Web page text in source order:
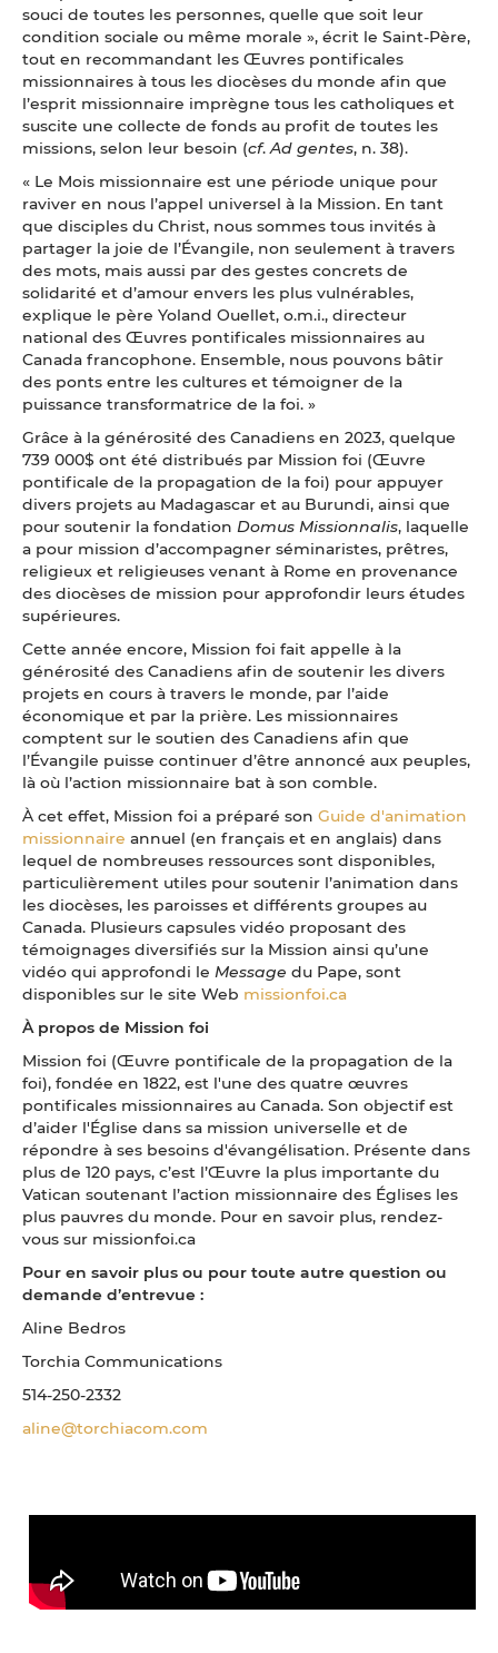
souci de toutes les personnes, quelle que soit leur
condition sociale ou même morale », écrit le Saint-Père,
tout en recommandant les Œuvres pontificales
missionnaires à tous les diocèses du monde afin que
l’esprit missionnaire imprègne tous les catholiques et
suscite une collecte de fonds au profit de toutes les
missions, selon leur besoin (cf.Ad gentes, n. 38).
« Le Mois missionnaire est une période unique pour
raviver en nous l’appel universel à la Mission. En tant
que disciples du Christ, nous sommes tous invités à
partager la joie de l’Évangile, non seulement à travers
des mots, mais aussi par des gestes concrets de
solidarité et d’amour envers les plus vulnérables,
explique le père Yoland Ouellet, o.m.i., directeur
national des Œuvres pontificales missionnaires au
Canada francophone. Ensemble, nous pouvons bâtir
des ponts entre les cultures et témoigner de la
puissance transformatrice de la foi. »
Grâce à la générosité des Canadiens en 2023, quelque
739 000$ ont été distribués par Mission foi (Œuvre
pontificale de la propagation de la foi) pour appuyer
divers projets au Madagascar et au Burundi, ainsi que
pour soutenir la fondation Domus Missionnalis, laquelle
a pour mission d’accompagner séminaristes, prêtres,
religieux et religieuses venant à Rome en provenance
des diocèses de mission pour approfondir leurs études
supérieures.
Cette année encore, Mission foi fait appelle à la
générosité des Canadiens afin de soutenir les divers
projets en cours à travers le monde, par l’aide
économique et par la prière. Les missionnaires
comptent sur le soutien des Canadiens afin que
l’Évangile puisse continuer d’être annoncé aux peuples,
là où l’action missionnaire bat à son comble.
À cet effet, Mission foi a préparé son Guide d'animation
missionnaire annuel (en français et en anglais) dans
lequel de nombreuses ressources sont disponibles,
particulièrement utiles pour soutenir l’animation dans
les diocèses, les paroisses et différents groupes au
Canada. Plusieurs capsules vidéo proposant des
témoignages diversifiés sur la Mission ainsi qu’une
vidéo qui approfondi le Message du Pape, sont
disponibles sur le site Web missionfoi.ca
À propos de Mission foi
Mission foi (Œuvre pontificale de la propagation de la
foi), fondée en 1822, est l'une des quatre œuvres
pontificales missionnaires au Canada. Son objectif est
d’aider l'Église dans sa mission universelle et de
répondre à ses besoins d'évangélisation. Présente dans
plus de 120 pays, c’est l’Œuvre la plus importante du
Vatican soutenant l’action missionnaire des Églises les
plus pauvres du monde. Pour en savoir plus, rendez-
vous sur missionfoi.ca
Pour en savoir plus ou pour toute autre question ou
demande d’entrevue :
Aline Bedros
Torchia Communications
514-250-2332
aline@torchiacom.com